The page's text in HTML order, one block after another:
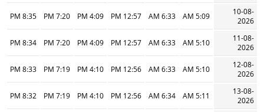
10-08-
2026
5:09 AM
6:33 AM
12:57 PM
4:09 PM
7:20 PM
8:35 PM
11-08-
2026
5:10 AM
6:33 AM
12:57 PM
4:09 PM
7:20 PM
8:34 PM
12-08-
2026
5:10 AM
6:33 AM
12:56 PM
4:10 PM
7:19 PM
8:33 PM
13-08-
2026
5:11 AM
6:34 AM
12:56 PM
4:10 PM
7:19 PM
8:32 PM